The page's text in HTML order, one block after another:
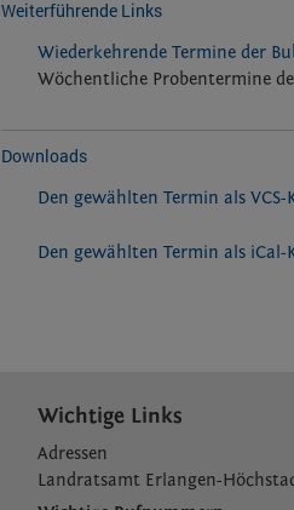
Weiterführende Links
Wiederkehrende Termine der
Wöchentliche Probentermine
Downloads
Den gewählten Termin als
Den gewählten Termin als
Wichtige Links
Adressen
Landratsamt Erlangen-